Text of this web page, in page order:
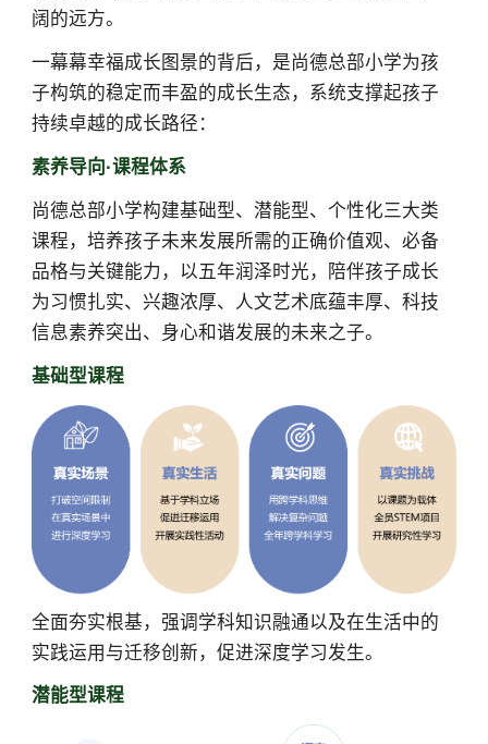
阔的远方。
一幕幕幸福成长图景的背后，是尚德总部小学为孩
子构筑的稳定而丰盈的成长生态，系统支撑起孩子
持续卓越的成长路径：
素养导向·课程体系
尚德总部小学构建基础型、潜能型、个性化三大类
课程，培养孩子未来发展所需的正确价值观、必备
品格与关键能力，以五年润泽时光，陪伴孩子成长
为习惯扎实、兴趣浓厚、人文艺术底蕴丰厚、科技
信息素养突出、身心和谐发展的未来之子。
基础型课程
全面夯实根基，强调学科知识融通以及在生活中的
实践运用与迁移创新，促进深度学习发生。
潜能型课程